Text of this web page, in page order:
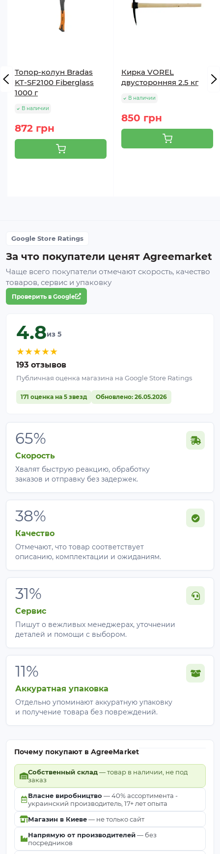
Топор-колун Bradas
KT-SF2100 Fiberglass
1000 г
В наличии
872 грн
Кирка VOREL
двусторонняя 2.5 кг
В наличии
850 грн
Google Store Ratings
За что покупатели ценят Agreemarket
Чаще всего покупатели отмечают скорость, качество
товаров, сервис и упаковку
Проверить в Google
4.8из 5
★★★★★
193 отзывов
Публичная оценка магазина на Google Store Ratings
171 оценка на 5 звезд Обновлено: 26.05.2026
65%
Скорость
Хвалят быструю реакцию, обработку
заказов и отправку без задержек.
38%
Качество
Отмечают, что товар соответствует
описанию, комплектации и ожиданиям.
31%
Сервис
Пишут о вежливых менеджерах, уточнении
деталей и помощи с выбором.
11%
Аккуратная упаковка
Отдельно упоминают аккуратную упаковку
и получение товара без повреждений.
Почему покупают в AgreeMarket
Собственный склад— товар в наличии, не под
заказ
Власне виробництво — 40% ассортимента -
украинский производитель, 17+ лет опыта
Магазин в Киеве— не только сайт
Напрямую от производителей— без
посредников